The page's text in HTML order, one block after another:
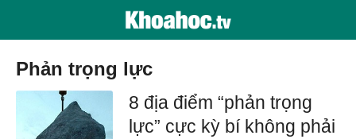
phản trọng lực
8 địa điểm “phản trọng
lực” cực kỳ bí không phải